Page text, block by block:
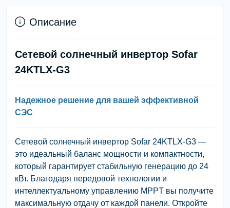
Описание
Сетевой солнечный инвертор Sofar
24KTLX-G3
Надежное решение для вашей эффективной
СЭС
Сетевой солнечный инвертор Sofar 24KTLX-G3 —
это идеальный баланс мощности и компактности,
который гарантирует стабильную генерацию до 24
кВт. Благодаря передовой технологии и
интеллектуальному управлению MPPT вы получите
максимальную отдачу от каждой панели. Откройте